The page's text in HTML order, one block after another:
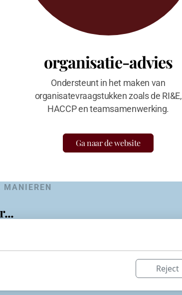
organisatie-advies
Ondersteunt in het maken van
organisatevraagstukken zoals de RI&E,
HACCP en teamsamenwerking.
Ga naar de website
MANIEREN
Reject